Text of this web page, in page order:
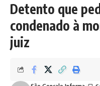
Detento que
condenado à
juiz